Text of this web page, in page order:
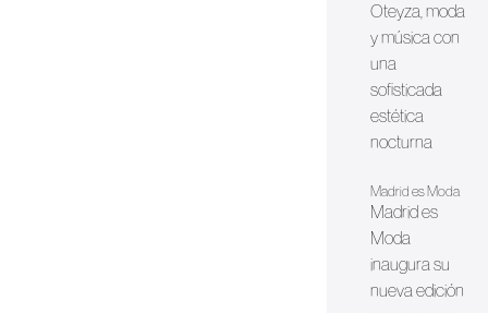
Oteyza, moda
y música con
una
sofisticada
estética
nocturna
Madrid es Moda
Madrid es
Moda
inaugura su
nueva edición